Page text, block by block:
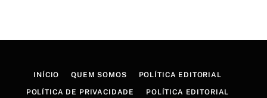
INÍCIO QUEM SOMOS POLÍTICA EDITORIAL
POLÍTICA DE PRIVACIDADE POLÍTICA EDITORIAL